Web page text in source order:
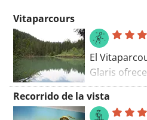
Vitaparcours
El
Glaris
en 1,8
metros de
mayoría por
Recorrido de la vista